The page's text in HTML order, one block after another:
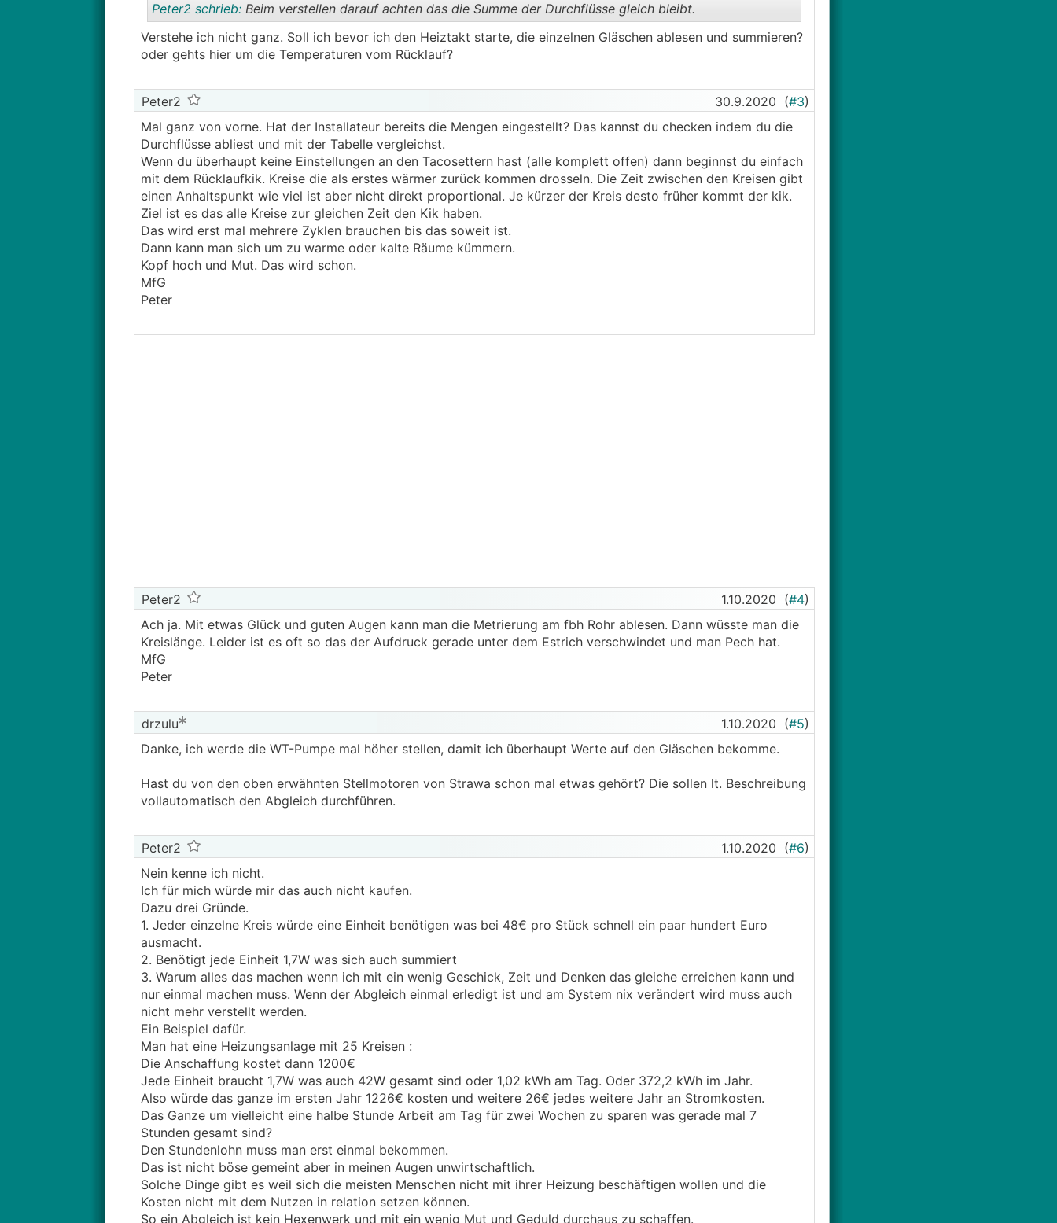
Peter2 schrieb:Beim verstellen darauf achten das die Summe der Durchflüsse gleich bleibt.
Verstehe ich nicht ganz. Soll ich bevor ich den Heiztakt starte, die einzelnen Gläschen ablesen und summieren?
oder gehts hier um die Temperaturen vom Rücklauf?
Peter2 30.9.2020 (#3)
Mal ganz von vorne. Hat der Installateur bereits die Mengen eingestellt? Das kannst du checken indem du die
Durchflüsse abliest und mit der Tabelle vergleichst.
Wenn du überhaupt keine Einstellungen an den Tacosettern hast (alle komplett offen) dann beginnst du einfach
mit dem Rücklaufkik. Kreise die als erstes wärmer zurück kommen drosseln. Die Zeit zwischen den Kreisen gibt
einen Anhaltspunkt wie viel ist aber nicht direkt proportional. Je kürzer der Kreis desto früher kommt der kik.
Ziel ist es das alle Kreise zur gleichen Zeit den Kik haben.
Das wird erst mal mehrere Zyklen brauchen bis das soweit ist.
Dann kann man sich um zu warme oder kalte Räume kümmern.
Kopf hoch und Mut. Das wird schon.
MfG
Peter
Peter2 1.10.2020 (#4)
Ach ja. Mit etwas Glück und guten Augen kann man die Metrierung am fbh Rohr ablesen. Dann wüsste man die
Kreislänge. Leider ist es oft so das der Aufdruck gerade unter dem Estrich verschwindet und man Pech hat.
MfG
Peter
drzulu 1.10.2020 (#5)
Danke, ich werde die WT-Pumpe mal höher stellen, damit ich überhaupt Werte auf den Gläschen bekomme.
Hast du von den oben erwähnten Stellmotoren von Strawa schon mal etwas gehört? Die sollen lt. Beschreibung
vollautomatisch den Abgleich durchführen.
Peter2 1.10.2020 (#6)
Nein kenne ich nicht.
Ich für mich würde mir das auch nicht kaufen.
Dazu drei Gründe.
1. Jeder einzelne Kreis würde eine Einheit benötigen was bei 48€ pro Stück schnell ein paar hundert Euro
ausmacht.
2. Benötigt jede Einheit 1,7W was sich auch summiert
3. Warum alles das machen wenn ich mit ein wenig Geschick, Zeit und Denken das gleiche erreichen kann und
nur einmal machen muss. Wenn der Abgleich einmal erledigt ist und am System nix verändert wird muss auch
nicht mehr verstellt werden.
Ein Beispiel dafür.
Man hat eine Heizungsanlage mit 25 Kreisen :
Die Anschaffung kostet dann 1200€
Jede Einheit braucht 1,7W was auch 42W gesamt sind oder 1,02 kWh am Tag. Oder 372,2 kWh im Jahr.
Also würde das ganze im ersten Jahr 1226€ kosten und weitere 26€ jedes weitere Jahr an Stromkosten.
Das Ganze um vielleicht eine halbe Stunde Arbeit am Tag für zwei Wochen zu sparen was gerade mal 7
Stunden gesamt sind?
Den Stundenlohn muss man erst einmal bekommen.
Das ist nicht böse gemeint aber in meinen Augen unwirtschaftlich.
Solche Dinge gibt es weil sich die meisten Menschen nicht mit ihrer Heizung beschäftigen wollen und die
Kosten nicht mit dem Nutzen in relation setzen können.
So ein Abgleich ist kein Hexenwerk und mit ein wenig Mut und Geduld durchaus zu schaffen.